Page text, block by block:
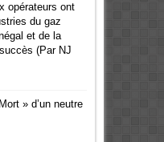
opérateurs ont
du gaz
et de la
(Par NJ
» d’un neutre